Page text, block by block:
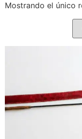
Mostrando el único